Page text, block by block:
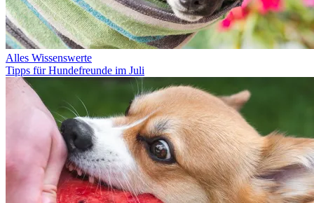
Alles Wissenswerte
Tipps für Hundefreunde im Juli